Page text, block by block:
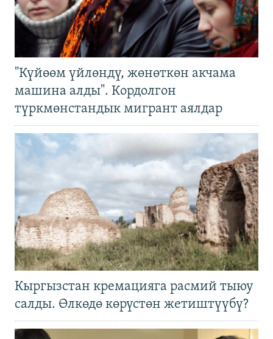
"Күйөөм үйлөндү, жөнөткөн акчама
машина алды". Кордолгон
түркмөнстандык мигрант аялдар
Кыргызстан кремацияга расмий тыюу
салды. Өлкөдө көрүстөн жетиштүүбү?